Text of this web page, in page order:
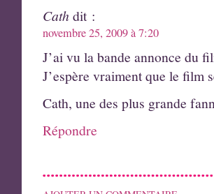
Cathdit :
novembre 25, 2009 à 7:20
J’ai vu la bande annonce
J’espère vraiment que le film
Cath, une des plus grande
Répondre